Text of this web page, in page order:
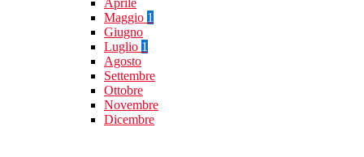
Aprile
Maggio 1
Giugno
Luglio 1
Agosto
Settembre
Ottobre
Novembre
Dicembre